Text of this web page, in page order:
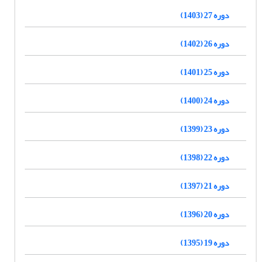
دوره 27 (1403)
دوره 26 (1402)
دوره 25 (1401)
دوره 24 (1400)
دوره 23 (1399)
دوره 22 (1398)
دوره 21 (1397)
دوره 20 (1396)
دوره 19 (1395)